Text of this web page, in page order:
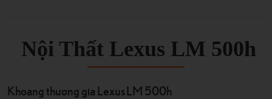
Nội Thất Lexus LM 500h
Khoang thương gia Lexus LM 500h